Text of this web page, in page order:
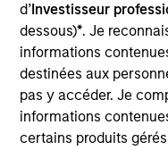
d’Investisseur
dessous)*. Je
informations
destinées aux
pas y accéder. Je
informations
certains produits
Transaction Type
Minority
Shanghai KNX is a
management training